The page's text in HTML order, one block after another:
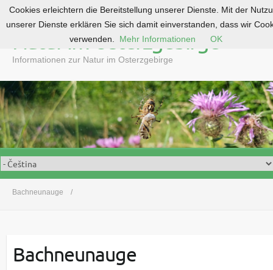
o
c
o
n
t
e
n
Natur im Osterzgebirge
Informationen zur Natur im Osterzgebirge
Bachneunauge
Bachneunauge
Cookies erleichtern die Bereitstellung unserer Dienste. Mit der
unserer Dienste erklären Sie sich damit einverstanden, dass wir
verwenden.
Mehr Informationen OK